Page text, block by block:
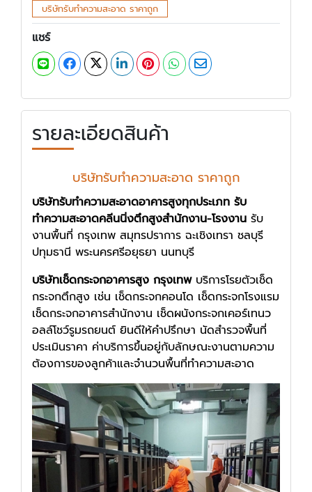
บริษัทรับทำความสะอาด ราคาถูก
แชร์
รายละเอียดสินค้า
บริษัทรับทำความสะอาด ราคาถูก
บริษัทรับทำความสะอาดอาคารสูงทุกประเภท รับ
ทำความสะอาดคลีนนิ่งตึกสูงสำนักงาน-โรงงาน รับ
งานพื้นที่ กรุงเทพ สมุทรปราการ ฉะเชิงเทรา ชลบุรี
ปทุมธานี พระนครศรีอยุธยา นนทบุรี
บริษัทเช็ดกระจกอาคารสูง กรุงเทพบริการโรยตัวเช็ด
กระจกตึกสูง เช่น เช็ดกระจกคอนโด เช็ดกระจกโรงแรม
เช็ดกระจกอาคารสำนักงาน เช็ดผนังกระจกเคอร์เทนว
อลล์โชว์รูมรถยนต์ ยินดีให้คำปรึกษา นัดสำรวจพื้นที่
ประเมินราคา ค่าบริการขึ้นอยู่กับลักษณะงานตามความ
ต้องการของลูกค้าและจำนวนพื้นที่ทำความสะอาด